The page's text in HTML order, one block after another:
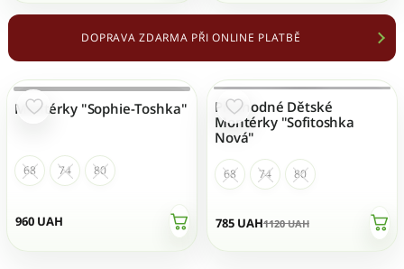
DOPRAVA ZDARMA PŘI ONLINE PLATBĚ
NENÍ SKLADEM
960 UAH
Montérky "Sophie-Toshka"
68 74 80
NENÍ SKLADEM
785 UAH1120UAH
Přechodné Dětské
Montérky "Sofitoshka
Nová"
68 74 80